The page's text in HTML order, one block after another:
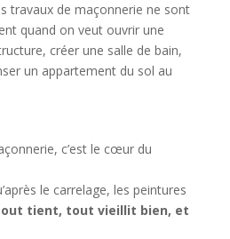
travaux de maçonnerie ne sont
quand on veut ouvrir une
créer une salle de bain,
un appartement du sol au
c’est le cœur du
le carrelage, les peintures
tient, tout vieillit bien, et